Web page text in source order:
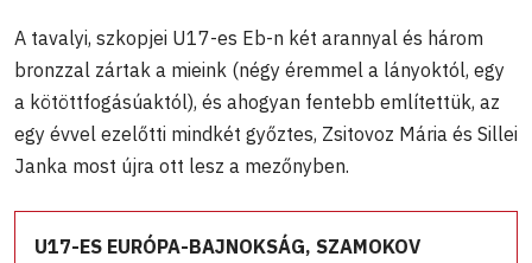
A tavalyi, szkopjei U17-es Eb-n két arannyal és három
bronzzal zártak a mieink (négy éremmel a lányoktól, egy
a kötöttfogásúaktól), és ahogyan fentebb említettük, az
egy évvel ezelőtti mindkét győztes, Zsitovoz Mária és Sillei
Janka most újra ott lesz a mezőnyben.
U17-ES EURÓPA-BAJNOKSÁG, SZAMOKOV